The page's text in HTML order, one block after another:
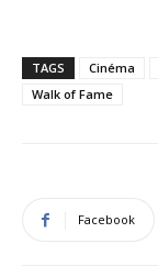
TAGS Cinéma
Walk of Fame
Facebook